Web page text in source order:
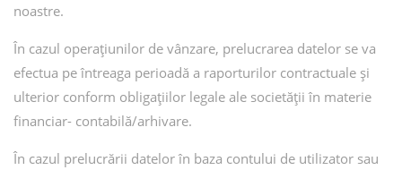
noastre.
În cazul operațiunilor de vânzare, prelucrarea datelor se va
efectua pe întreaga perioadă a raporturilor contractuale și
ulterior conform obligațiilor legale ale societății în materie
financiar- contabilă/arhivare.
În cazul prelucrării datelor în baza contului de utilizator sau